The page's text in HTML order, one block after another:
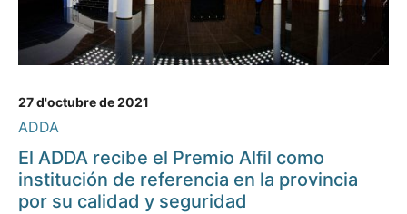
27 d'octubre de 2021
ADDA
El ADDA recibe el Premio Alfil como
institución de referencia en la provincia
por su calidad y seguridad